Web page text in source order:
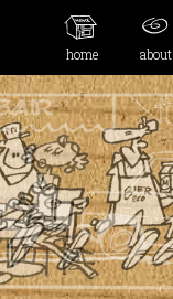
home about